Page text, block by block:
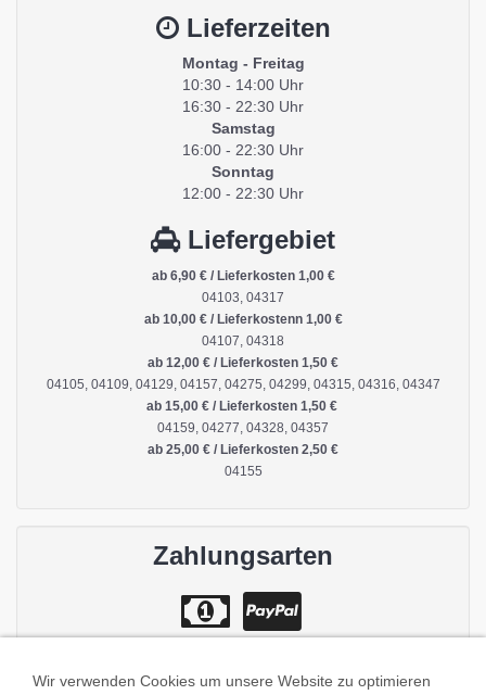
Lieferzeiten
Montag - Freitag
10:30 - 14:00 Uhr
16:30 - 22:30 Uhr
Samstag
16:00 - 22:30 Uhr
Sonntag
12:00 - 22:30 Uhr
Liefergebiet
ab 6,90 € / Lieferkosten 1,00 €
04103, 04317
ab 10,00 € / Lieferkostenn 1,00 €
04107, 04318
ab 12,00 € / Lieferkosten 1,50 €
04105, 04109, 04129, 04157, 04275, 04299, 04315, 04316, 04347
ab 15,00 € / Lieferkosten 1,50 €
04159, 04277, 04328, 04357
ab 25,00 € / Lieferkosten 2,50 €
04155
Zahlungsarten
Wir verwenden Cookies um unsere Website zu optimieren